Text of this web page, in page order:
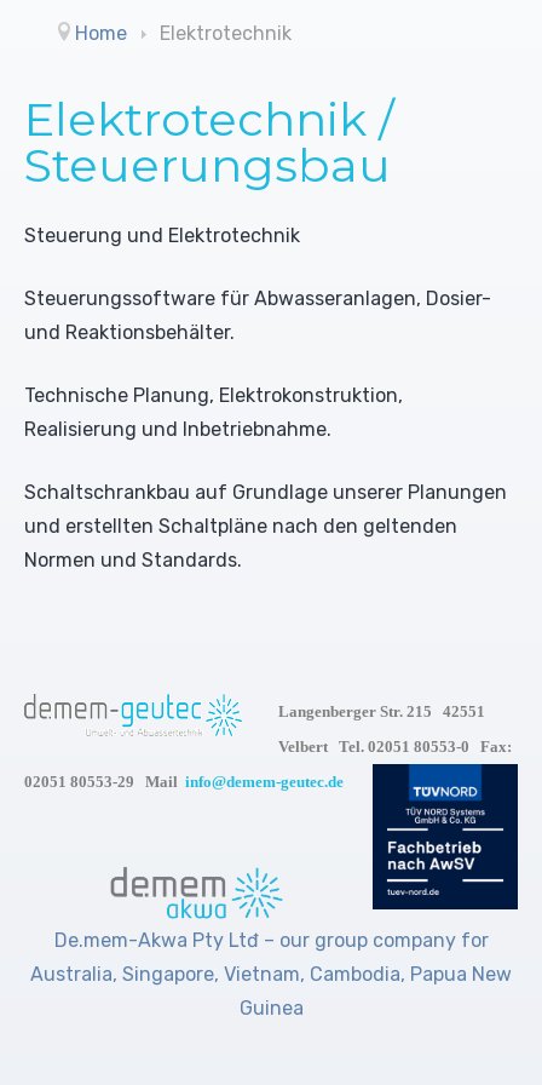
Home Elektrotechnik
Elektrotechnik /
Steuerungsbau
Steuerung und Elektrotechnik
Steuerungssoftware für Abwasseranlagen, Dosier-
und Reaktionsbehälter.
Technische Planung, Elektrokonstruktion,
Realisierung und Inbetriebnahme.
Schaltschrankbau auf Grundlage unserer Planungen
und erstellten Schaltpläne nach den geltenden
Normen und Standards.
Langenberger Str. 215 42551
Velbert Tel. 02051 80553-0 Fax:
02051 80553-29 Mail info@demem-geutec.de
De.mem-Akwa Pty Ltđ – our group company for
Australia, Singapore, Vietnam, Cambodia, Papua New
Guinea
Reinigungsmittel (UO)
Desinfektionsmittel
Trommelbandfilter
Schrägbandfilter
Leitwertmessungen
Schreiber